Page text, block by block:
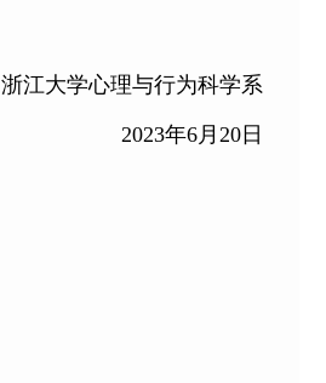
浙江大学心理与行为科学系
2023年6月 20 日